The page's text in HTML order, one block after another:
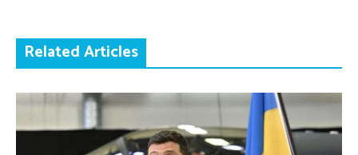
Related Articles